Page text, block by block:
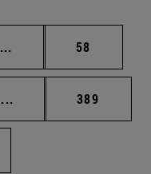
... Páginas intermedias
Página
58
... Páginas intermedias
Página
389